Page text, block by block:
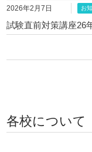
2026年2月7日 お
試験直前対策講座26
各校について